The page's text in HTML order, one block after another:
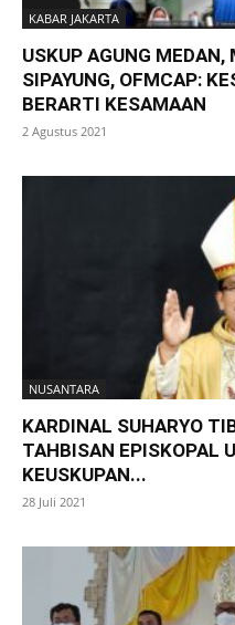
KABAR JAKARTA
USKUP AGUNG MEDAN,
SIPAYUNG, OFMCAP:
BERARTI KESAMAAN
2 Agustus 2021
NUSANTARA
KARDINAL SUHARYO
TAHBISAN EPISKOPAL
KEUSKUPAN...
28 Juli 2021